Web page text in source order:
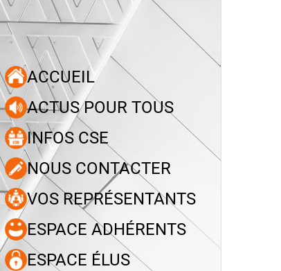
ACCUEIL
ACTUS POUR TOUS
INFOS CSE
NOUS CONTACTER
VOS REPRÉSENTANTS
ESPACE ADHÉRENTS
ESPACE ÉLUS